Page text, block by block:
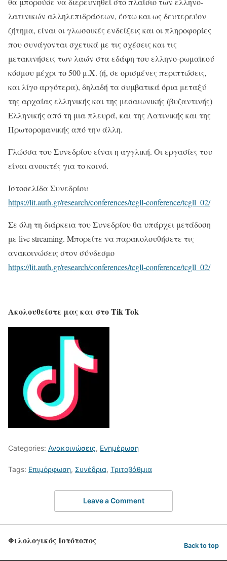
λατινικών αλληλεπιδράσεων, έστω και ως δευτερεύον
ζήτημα, είναι οι γλωσσικές ενδείξεις και οι πληροφορίες
που συνάγονται σχετικά με τις σχέσεις και τις
μετακινήσεις των λαών στα εδάφη του ελληνο-ρωμαϊκού
κόσμου μέχρι το 500 μ.Χ. (ή, σε ορισμένες περιπτώσεις,
και λίγο αργότερα), δηλαδή τα συμβατικά όρια μεταξύ
της αρχαίας ελληνικής και της μεσαιωνικής (βυζαντινής)
Ελληνικής από τη μια πλευρά, και της Λατινικής και της
Πρωτορομανικής από την άλλη.
Γλώσσα του Συνεδρίου είναι η αγγλική. Οι εργασίες του
είναι ανοικτές για το κοινό.
Ιστοσελίδα Συνεδρίου
https://lit.auth.gr/research/conferences/tcgll-conference/tcgll_02/
Σε όλη τη διάρκεια του Συνεδρίου θα υπάρχει μετάδοση
με live streaming. Μπορείτε να παρακολουθήσετε τις
ανακοινώσεις στον σύνδεσμο
https://lit.auth.gr/research/conferences/tcgll-conference/tcgll_02/
Ακολουθείστε μας και στο Tik Tok
Categories: Ανακοινώσεις, Ενημέρωση
Tags: Επιμόρφωση, Συνέδρια, Τριτοβάθμια
Leave a Comment
Φιλολογικός Ιστότοπος Back to top